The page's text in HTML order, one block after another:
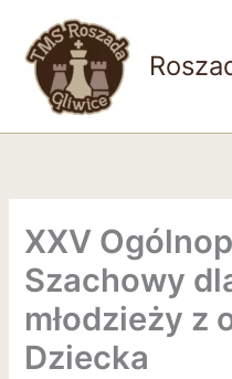
treści
XXV
Szachowy
młodzieży z
Dziecka